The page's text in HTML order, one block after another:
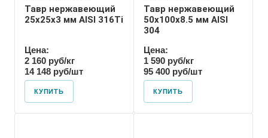
Тавр нержавеющий
25х25х3 мм AISI 316Ti
Цена:
2 160 руб/кг
14 148 руб/шт
КУПИТЬ
Тавр нержавеющий
50х100х8.5 мм AISI
304
Цена:
1 590 руб/кг
95 400 руб/шт
КУПИТЬ